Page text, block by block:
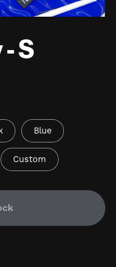
S
Blue
Custom